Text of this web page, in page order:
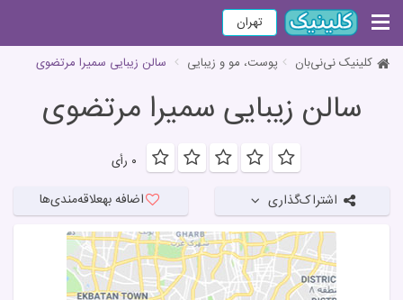
تهران
کلینیک نی‌نی‌بان پوست، مو و زیبایی سالن زیبایی سمیرا مرتضوی
سالن زیبایی سمیرا مرتضوی
۰ رأی
اشتراک‌گذاری اضافه بهعلاقه‌مندی‌ها